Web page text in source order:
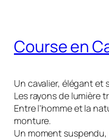
Course en
Un cavalier, élégant et
Les rayons de lumière
Entre l’homme et la
monture.
Un moment